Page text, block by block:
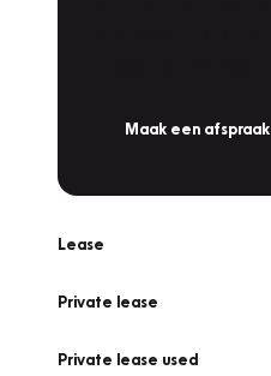
Maak een afspraak
Lease
Private lease
Private lease used